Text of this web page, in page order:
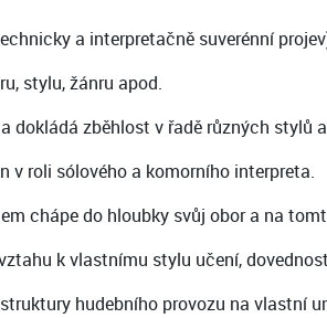
a interpretačně suverénní
stylu, žánru apod.
dokládá zběhlost v řadě různých
v roli sólového a komorního interpreta.
chápe do hloubky svůj obor a na
k vlastnímu stylu učení,
hudebního provozu na vlastní